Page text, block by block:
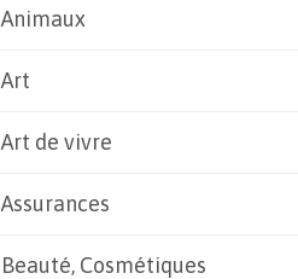
Animaux
Art
Art de vivre
Assurances
Beauté, Cosmétiques